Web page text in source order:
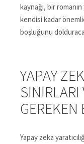
kaynağı, bir
kendisi kadar
boşluğunu
YAPAY
SINIRLARI
GEREKEN
Yapay zeka